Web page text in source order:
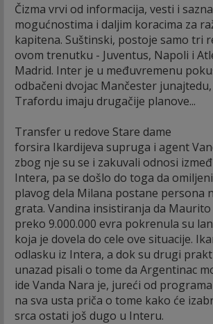
Čizma vrvi od informacija, vesti i
mogućnostima i daljim koracima za
kapitena. Suštinski, postoje samo tri
ovom trenutku - Juventus, Napoli i
Madrid. Inter je u međuvremenu
odbačeni dvojac Mančester junajtedu,
Trafordu imaju drugačije planove...
Transfer u redove Stare dame
forsira Ikardijeva supruga i agent
zbog nje su se i zakuvali odnosi
Intera, pa se došlo do toga da
plavog dela Milana postane persona
grata. Vandina insistiranja da
preko 9.000.000 evra pokrenula su
koja je dovela do cele ove situacije.
odlasku iz Intera, a dok su drugi
unazad pisali o tome da Argentinac
ide Vanda Nara je, jureći od
na sva usta priča o tome kako će
srca ostati još dugo u Interu.